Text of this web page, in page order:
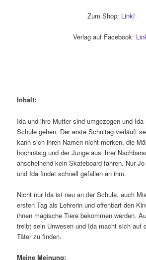
Zum Shop: Link!
Verlag auf Facebook:
Inhalt:
Ida und ihre Mutter sind umgezogen und
Schule gehen. Der erste Schultag verläuft
kann sich ihren Namen nicht merken, die
hochnäsig und der Junge aus ihrer
anscheinend kein Skateboard fahren. Nur
und Ida findet schnell gefallen an ihm.
Nicht nur Ida ist neu an der Schule, auch
ersten Tag als Lehrerin und offenbart den
ihnen magische Tiere bekommen werden.
treibt sein Unwesen und Ida macht sich auf
Täter zu finden.
Meine Meinung: